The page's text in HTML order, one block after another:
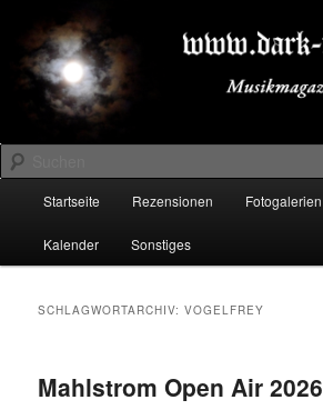
primären
Inhalt
springen
sekundären
Inhalt
springenDARK-FESTIVALS.DE
Suchen
Startseite Rezensionen Fotogalerien
Kalender Sonstiges
SCHLAGWORTARCHIV:VOGELFREY
Mahlstrom Open Air 2026